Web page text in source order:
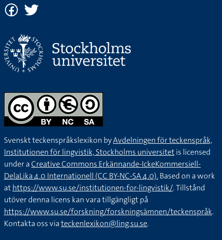
Svenskt teckenspråkslexikon byAvdelningen för teckenspråk,
Institutionen för lingvistik, Stockholms universitetis licensed
under aCreative Commons Erkännande-IckeKommersiell-
DelaLika 4.0 Internationell (CC BY-NC-SA 4.0).Based on a work
athttps://www.su.se/institutionen-for-lingvistik/. Tillstånd
utöver denna licens kan vara tillgängligt på
https://www.su.se/forskning/forskningsämnen/teckenspråk.
Kontakta oss viateckenlexikon@ling.su.se.